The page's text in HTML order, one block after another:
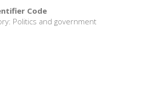
Code
Politics and government